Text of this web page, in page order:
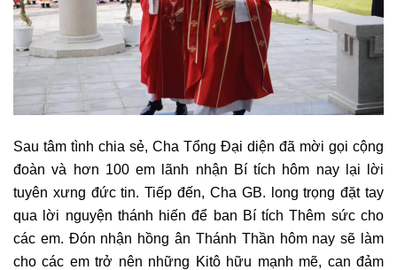
Sau tâm tình chia sẻ, Cha Tổng Đại diện đã mời gọi cộng
đoàn và hơn 100 em lãnh nhận Bí tích hôm nay lại lời
tuyên xưng đức tin. Tiếp đến, Cha GB. long trọng đặt tay
qua lời nguyện thánh hiến để ban Bí tích Thêm sức cho
các em. Đón nhận hồng ân Thánh Thần hôm nay sẽ làm
cho các em trở nên những Kitô hữu mạnh mẽ, can đảm